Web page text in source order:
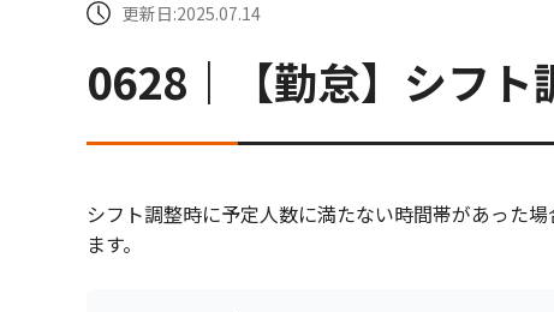
更新日:2025.07.14
0628｜【勤怠】シフ
シフト調整時に予定人数に満たない時間帯があった
ます。